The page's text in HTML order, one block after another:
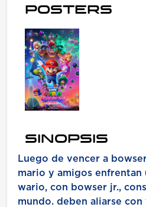
POSTERS
SINOPSIS
Luego de vencer a
mario y amigos enfrentan
wario, con bowser jr.,
mundo. deben aliarse